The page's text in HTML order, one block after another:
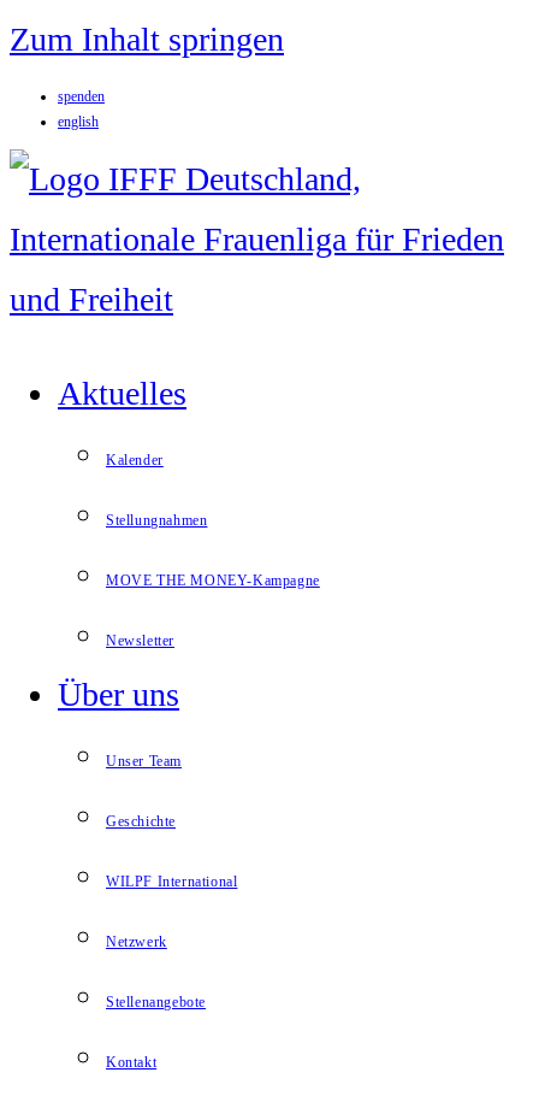
Zum Inhalt springen
spenden
english
Aktuelles
Kalender
Stellungnahmen
MOVE THE MONEY-Kampagne
Newsletter
Über uns
Unser Team
Geschichte
WILPF International
Netzwerk
Stellenangebote
Kontakt